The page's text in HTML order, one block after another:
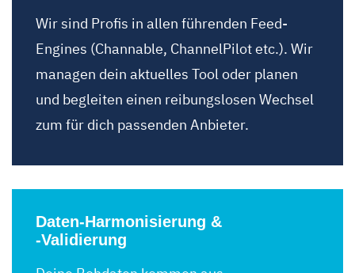
Wir sind Profis in allen führenden Feed-
Engines (Channable, ChannelPilot etc.). Wir
managen dein aktuelles Tool oder planen
und begleiten einen reibungslosen Wechsel
zum für dich passenden Anbieter.
Daten-Harmonisierung &
-Validierung